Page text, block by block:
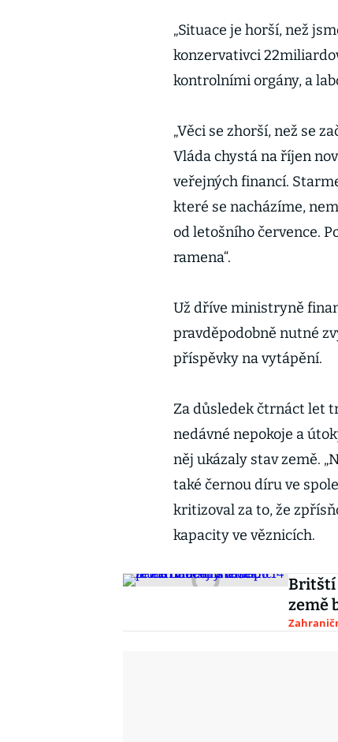
„Situace je horší, než
konzervativci
kontrolními orgány, a
„Věci se zhorší, než se
Vláda chystá na říjen
veřejných financí.
které se nacházíme,
od letošního července.
ramena“.
Už dříve ministryně
pravděpodobně nutné
příspěvky na vytápění.
Za důsledek čtrnáct let
nedávné nepokoje a
něj ukázaly stav země.
také černou díru ve
kritizoval za to, že
kapacity ve věznicích.
Britští
země